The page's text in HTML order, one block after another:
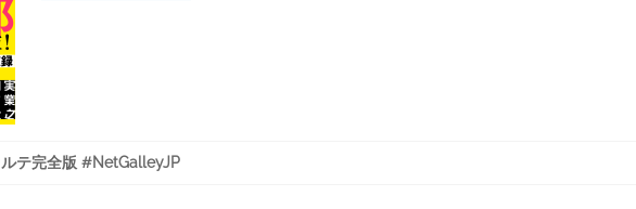
テ完全版 #NetGalleyJP